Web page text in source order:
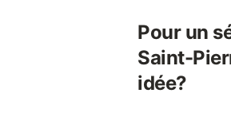
Pour un
Saint-
idée?